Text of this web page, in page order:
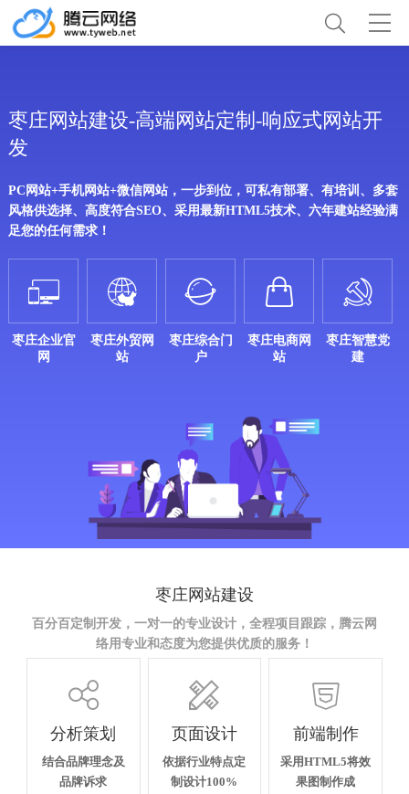
枣庄网站建设-高端网站定制-响应式网站开
发
PC网站+手机网站+微信网站，一步到位，可私有部署、有培训、多套
风格供选择、高度符合SEO、采用最新HTML5技术、六年建站经验满
足您的任何需求！

枣庄企业官
网

枣庄外贸网
站

枣庄综合门
户

枣庄电商网
站

枣庄智慧党
建
枣庄网站建设
百分百定制开发，一对一的专业设计，全程项目跟踪，腾云网
络用专业和态度为您提供优质的服务！

分析策划
结合品牌理念及
品牌诉求

页面设计
依据行业特点定
制设计100%

前端制作
采用HTML5将效
果图制作成